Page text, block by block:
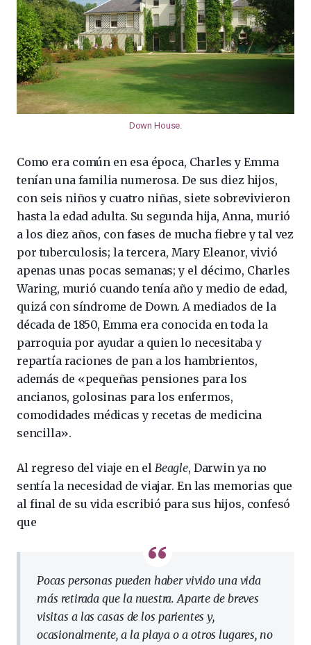
Down House.
Como era común en esa época, Charles y Emma
tenían una familia numerosa. De sus diez hijos,
con seis niños y cuatro niñas, siete sobrevivieron
hasta la edad adulta. Su segunda hija, Anna, murió
a los diez años, con fases de mucha fiebre y tal vez
por tuberculosis; la tercera, Mary Eleanor, vivió
apenas unas pocas semanas; y el décimo, Charles
Waring, murió cuando tenía año y medio de edad,
quizá con síndrome de Down. A mediados de la
década de 1850, Emma era conocida en toda la
parroquia por ayudar a quien lo necesitaba y
repartía raciones de pan a los hambrientos,
además de «pequeñas pensiones para los
ancianos, golosinas para los enfermos,
comodidades médicas y recetas de medicina
sencilla».
Al regreso del viaje en el Beagle, Darwin ya no
sentía la necesidad de viajar. En las memorias que
al final de su vida escribió para sus hijos, confesó
que
Pocas personas pueden haber vivido una vida
más retirada que la nuestra. Aparte de breves
visitas a las casas de los parientes y,
ocasionalmente, a la playa o a otros lugares, no